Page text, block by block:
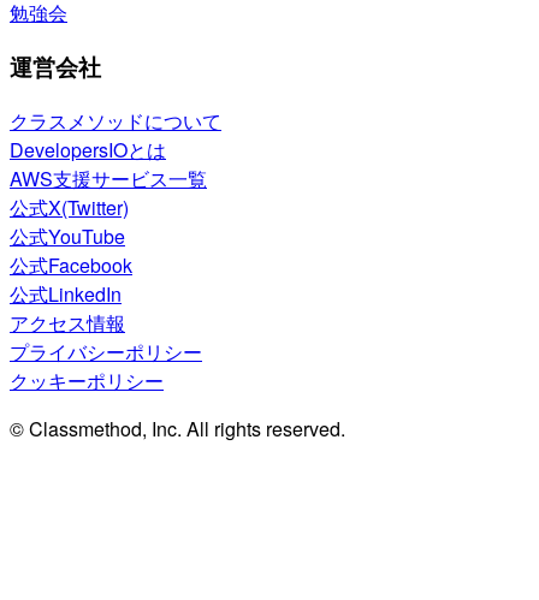
勉強会
運営会社
クラスメソッドについて
DevelopersIOとは
AWS支援サービス一覧
公式X(Twitter)
公式YouTube
公式Facebook
公式LinkedIn
アクセス情報
プライバシーポリシー
クッキーポリシー
© Classmethod, Inc. All rights reserved.